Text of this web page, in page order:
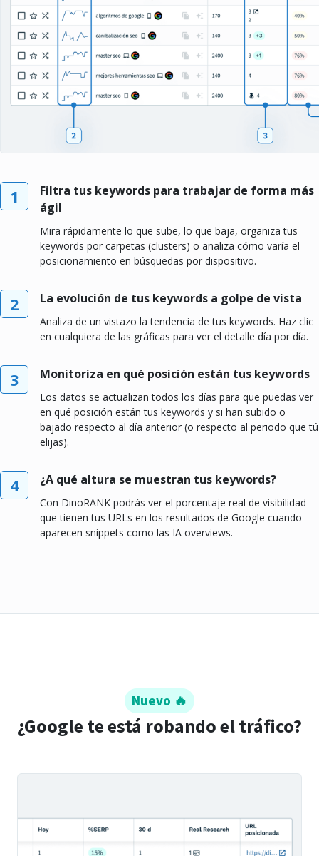
1
Filtra tus keywords para trabajar de forma más
ágil
Mira rápidamente lo que sube, lo que baja, organiza tus
keywords por carpetas (clusters) o analiza cómo varía el
posicionamiento en búsquedas por dispositivo.
2 La evolución de tus keywords a golpe de vista
Analiza de un vistazo la tendencia de tus keywords. Haz clic
en cualquiera de las gráficas para ver el detalle día por día.
3 Monitoriza en qué posición están tus keywords
Los datos se actualizan todos los días para que puedas ver
en qué posición están tus keywords y si han subido o
bajado respecto al día anterior (o respecto al periodo que tú
elijas).
4 ¿A qué altura se muestran tus keywords?
Con DinoRANK podrás ver el porcentaje real de visibilidad
que tienen tus URLs en los resultados de Google cuando
aparecen snippets como las IA overviews.
¿Google te está robando el tráfico?
Nuevo 🔥